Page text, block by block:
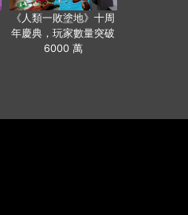
《人類一敗塗地》十周
年慶典，玩家數量突破
6000 萬